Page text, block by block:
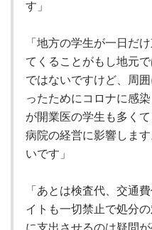
す」
「地方の学生が一日だ
てくることがもし地元
ではないですけど、周
ったためにコロナに感
が開業医の学生も多く
病院の経営に影響しま
いです」
「あとは検査代、交通
イトも一切禁止で処分